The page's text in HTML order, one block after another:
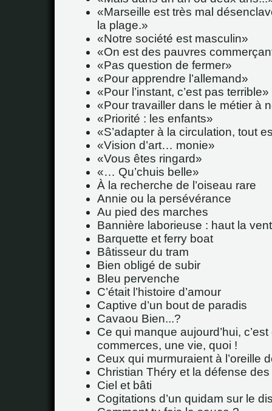
Marseille est très mal
la plage.
Notre société est masculin
On est des pauvres
Pas question de fermer
Pour apprendre l’allemand
Pour l’instant, c’est pas terrible
Pour travailler dans le métier à
Priorité : les enfants
S’adapter à la circulation, tout
Vision d’art… monie
Vous êtes ringard
… Qu’chuis belle
À la recherche de l’oiseau rare
Annie ou la persévérance
Au pied des marches
Bannière laborieuse : haut la
Barquette et ferry boat
Bâtisseur du tram
Bien obligé de subir
Bleu pervenche
C’était l’histoire d’amour
Captive d’un bout de paradis
Cavaou Bien...?
Ce qui manque aujourd’hui, c’est
commerces, une vie, quoi !
Ceux qui murmuraient à l’oreille
Christian Théry et la défense
Ciel et bâti
Cogitations d’un quidam sur le